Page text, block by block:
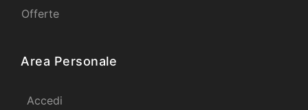
Offerte
Area Personale
Accedi